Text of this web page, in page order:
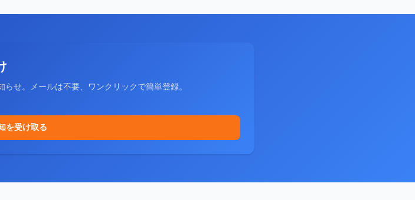
せ。メールは不要、ワンクリックで簡単登録。
を受け取る